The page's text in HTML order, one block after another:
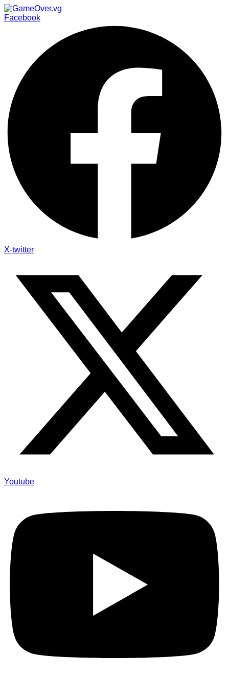
Facebook
X-twitter
Youtube